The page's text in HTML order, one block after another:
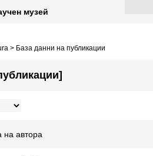
музей
> База данни на публикации
на автора